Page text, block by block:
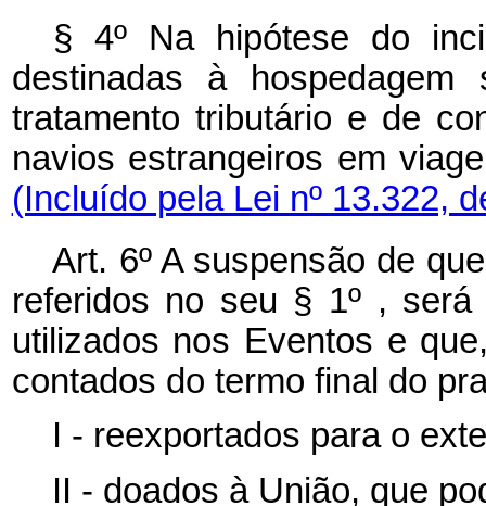
§ 4º Na hipótese do
destinadas à
tratamento tributário e de
navios estrangeiros em
(Incluído pela Lei nº 13.322,
Art. 6º A suspensão de
referidos no seu § 1º ,
utilizados nos Eventos e
contados do termo final do
I - reexportados para o
II - doados à União, que